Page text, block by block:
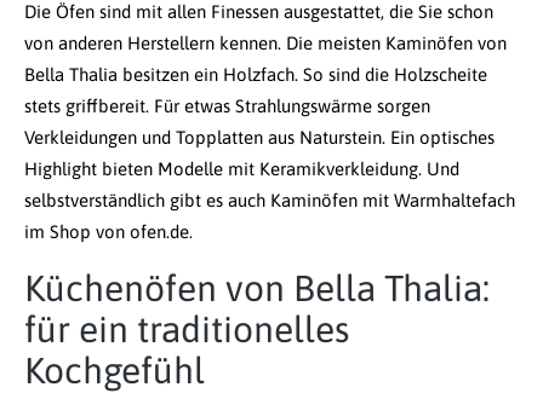
Die Öfen sind mit allen Finessen ausgestattet, die Sie schon
von anderen Herstellern kennen. Die meisten Kaminöfen von
Bella Thalia besitzen ein Holzfach. So sind die Holzscheite
stets griffbereit. Für etwas Strahlungswärme sorgen
Verkleidungen und Topplatten aus Naturstein. Ein optisches
Highlight bieten Modelle mit Keramikverkleidung. Und
selbstverständlich gibt es auch Kaminöfen mit Warmhaltefach
im Shop von ofen.de.
Küchenöfen von Bella Thalia:
für ein traditionelles
Kochgefühl